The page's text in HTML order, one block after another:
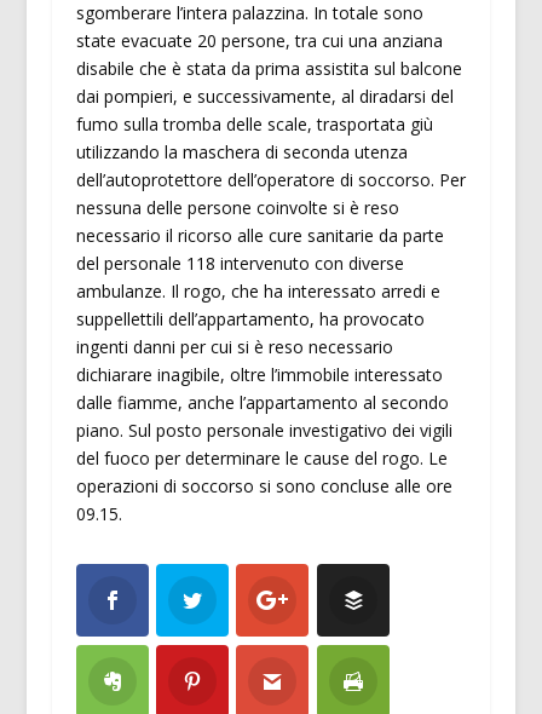
sgomberare l’intera palazzina. In totale sono
state evacuate 20 persone, tra cui una anziana
disabile che è stata da prima assistita sul balcone
dai pompieri, e successivamente, al diradarsi del
fumo sulla tromba delle scale, trasportata giù
utilizzando la maschera di seconda utenza
dell’autoprotettore dell’operatore di soccorso. Per
nessuna delle persone coinvolte si è reso
necessario il ricorso alle cure sanitarie da parte
del personale 118 intervenuto con diverse
ambulanze. Il rogo, che ha interessato arredi e
suppellettili dell’appartamento, ha provocato
ingenti danni per cui si è reso necessario
dichiarare inagibile, oltre l’immobile interessato
dalle fiamme, anche l’appartamento al secondo
piano. Sul posto personale investigativo dei vigili
del fuoco per determinare le cause del rogo. Le
operazioni di soccorso si sono concluse alle ore
09.15.